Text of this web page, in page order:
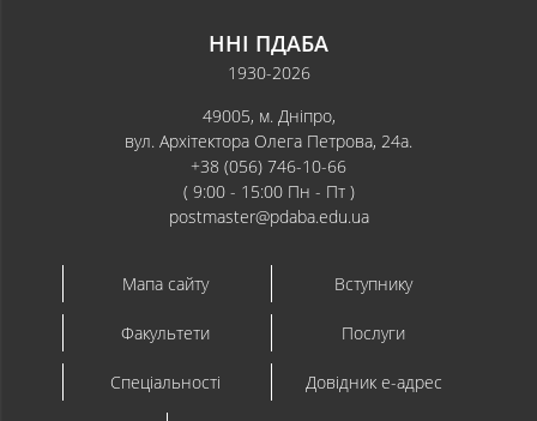
ННІ ПДАБА
1930-2026
49005, м. Дніпро,
вул. Архітектора Олега Петрова, 24а.
+38 (056) 746-10-66
( 9:00 - 15:00 Пн - Пт )
postmaster@pdaba.edu.ua
Мапа сайту Вступнику
Факультети Послуги
Спеціальності Довідник e-адрес